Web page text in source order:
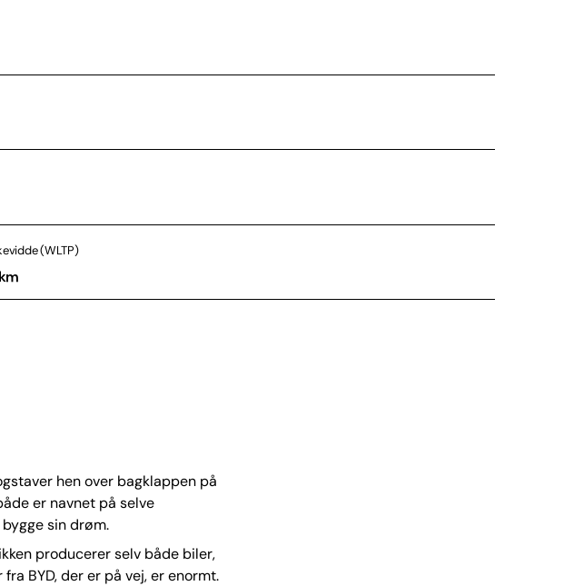
(WLTP)
hen over bagklappen på
er navnet på selve
sin drøm.
producerer selv både biler,
BYD, der er på vej, er enormt.